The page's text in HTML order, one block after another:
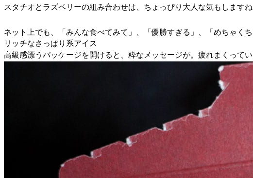
スタチオとラズベリーの組み合わせは、ちょっぴり大人な気もしますね
ネット上でも、「みんな食べてみて」、「優勝すぎる」、「めちゃく
リッチなさっぱり系アイス
高級感漂うパッケージを開けると、粋なメッセージが。疲れまくって